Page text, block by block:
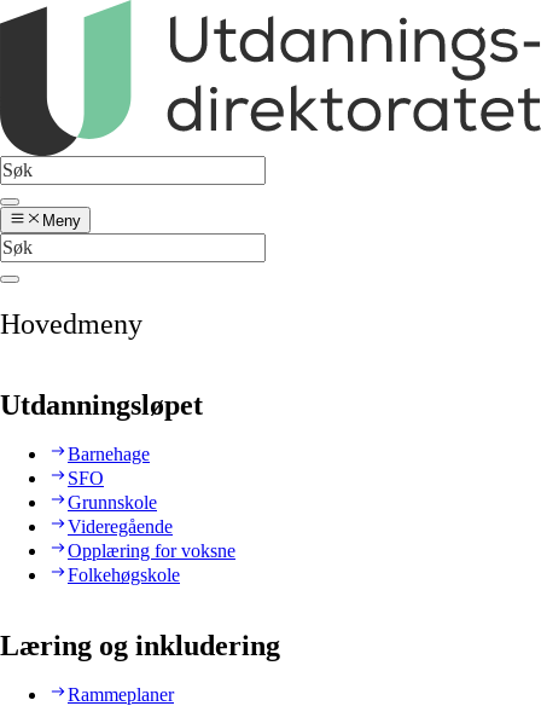
Meny
Hovedmeny
Utdanningsløpet
Barnehage
SFO
Grunnskole
Videregående
Opplæring for voksne
Folkehøgskole
Læring og inkludering
Rammeplaner